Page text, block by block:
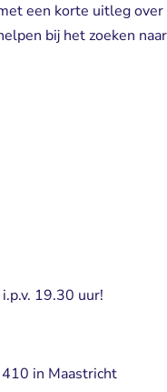
een korte uitleg
bij het zoeken
19.30 uur!
in Maastricht